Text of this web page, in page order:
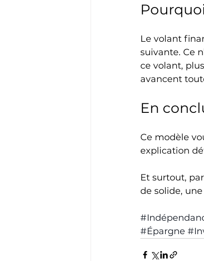
Le volant
suivante. Ce
ce volant,
avancent
En
Ce modèle
explication
Et surtout,
de solide,
#Épargne